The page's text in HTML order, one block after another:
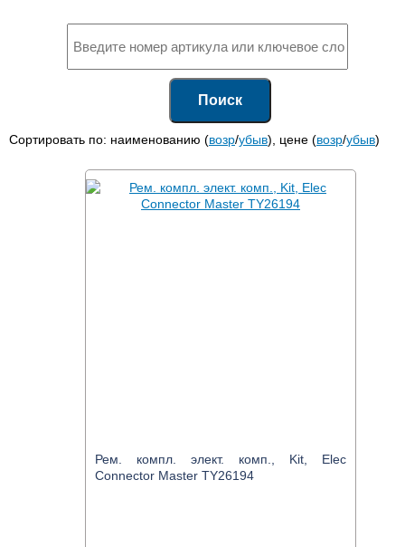
Поиск
Сортировать по: наименованию (возр/убыв), цене (возр/убыв)
Рем. компл. элект. комп., Kit, Elec
Connector Master TY26194